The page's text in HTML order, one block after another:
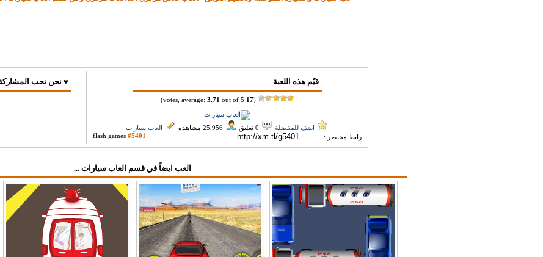
قيّم هذه اللعبة
(
17
3.71 out of 5)
اضف للمفضلة
العاب سيارات
رابط مختصر :
flash games #5401
♥ نحن نحب
العب ايضاً في قسم العاب سيارات ...